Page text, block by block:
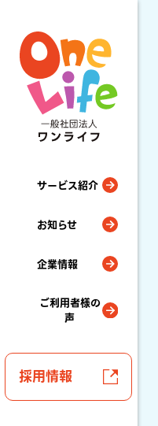
サービス紹介
お知らせ
企業情報
ご利用者様の
声
採用情報